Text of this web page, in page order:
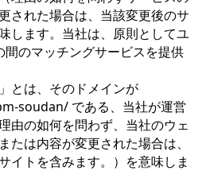
された場合は、当該変更後のサ
します。当社は、原則としてユ
のマッチングサービスを提供
とは、そのドメインが
soudan/ である、当社が運営
由の如何を問わず、当社のウェ
たは内容が変更された場合は、
イトを含みます。）を意味しま